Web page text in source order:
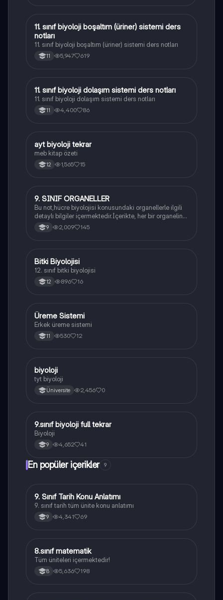
Biyoloji
11. sınıf biyoloji boşaltım (üriner) sistemi ders
notları
11. sınıf biyoloji boşaltım (üriner) sistemi ders notları
11 5,947 619
Biyoloji
11. sınıf biyoloji dolaşım sistemi ders notları
11. sınıf biyoloji dolaşım sistemi ders notları
11 4,400 86
Biyoloji
ayt biyoloji tekrar
meb kitap özeti
12 1,565 15
Biyoloji
9. SINIF ORGANELLER
Bu not,hücre biyolojisi konusundaki organellerle ilgili
detaylı bilgiler içermektedir.İçerikte, her bir organelin
yapısı,fonksiyonları ve hücre içindeki rolü
açıklanmaktadır.
9 2,009 145
Biyoloji
Bitki Biyolojisi
12. sınıf bitki biyolojisi
12 896 16
Biyoloji
Üreme Sistemi
Erkek üreme sistemi
11 530 12
BBiyoloji
biyoloji
tyt biyoloji
Üniversite 2,456 0
Biyoloji
9.sınıf biyoloji full tekrar
Biyoloji
9 4,652 41
En popüler içerikler 9
Tarih
9. Sınıf Tarih Konu Anlatımı
9. sınıf tarih tüm ünite konu anlatımı
9 4,341 69
8Matematik
8.sınıf matematik
Tüm üniteleri içermektedir!
8 5,636 198